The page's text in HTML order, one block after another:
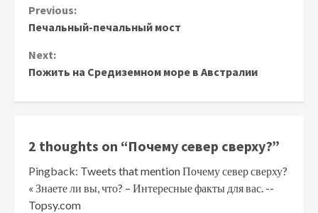
Continue
Previous:
Печальный-печальный мост
Next:
Пожить на Средиземном море в Австралии
2 thoughts on “Почему север сверху?”
Pingback: Tweets that mention Почему север сверху?
« Знаете ли вы, что? – Интересные факты для вас. --
Topsy.com